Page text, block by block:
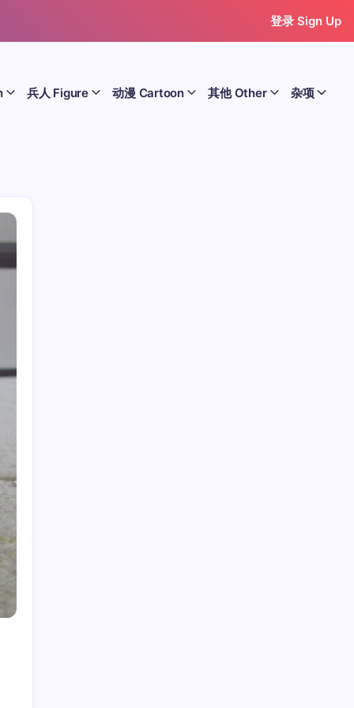
登录 Sign Up
兵人 Figure 动漫 Cartoon 其他 Other 杂项